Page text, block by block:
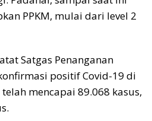
s n
k
PPKM, mulai dari level 2
Satgas Penanganan
positif Covid-19 di
mencapai 89.068 kasus,